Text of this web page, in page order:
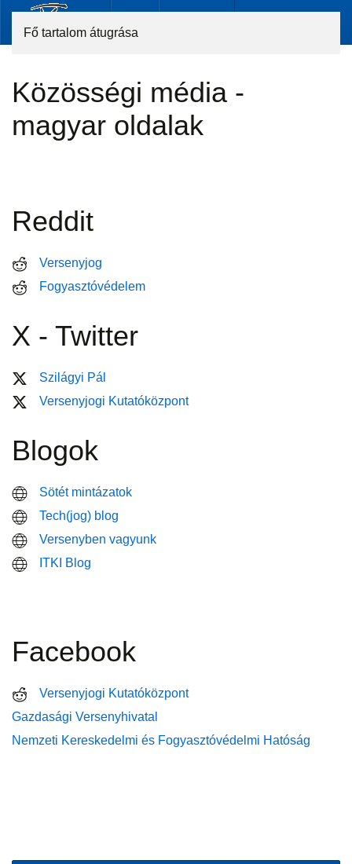
Fő tartalom átugrása
Közösségi média -
magyar oldalak
Reddit
Versenyjog
Fogyasztóvédelem
X - Twitter
Szilágyi Pál
Versenyjogi Kutatóközpont
Blogok
Sötét mintázatok
Tech(jog) blog
Versenyben vagyunk
ITKI Blog
Facebook
Versenyjogi Kutatóközpont
Gazdasági Versenyhivatal
Nemzeti Kereskedelmi és Fogyasztóvédelmi Hatóság